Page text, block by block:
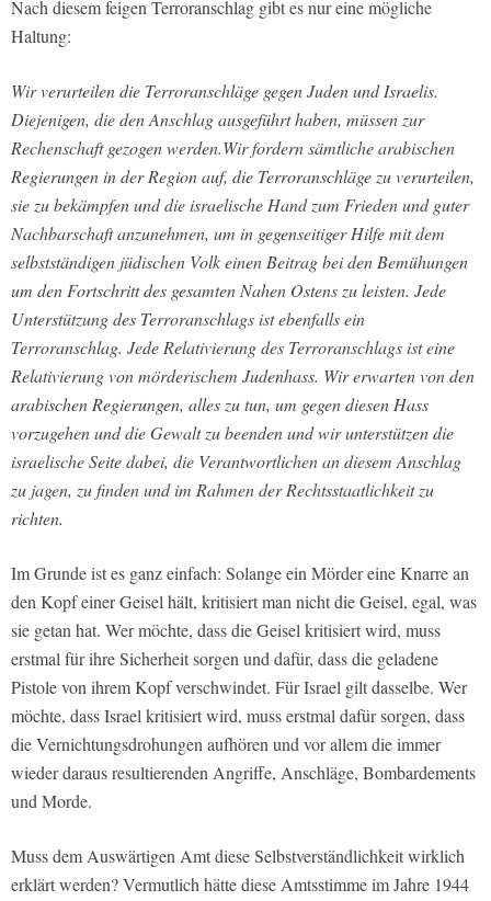
Nach diesem feigen Terroranschlag gibt es nur eine mögliche
Haltung:
Wir verurteilen die Terroranschläge gegen Juden und Israelis.
Diejenigen, die den Anschlag ausgeführt haben, müssen zur
Rechenschaft gezogen werden.Wir fordern sämtliche arabischen
Regierungen in der Region auf, die Terroranschläge zu verurteilen,
sie zu bekämpfen und die israelische Hand zum Frieden und guter
Nachbarschaft anzunehmen, um in gegenseitiger Hilfe mit dem
selbstständigen jüdischen Volk einen Beitrag bei den Bemühungen
um den Fortschritt des gesamten Nahen Ostens zu leisten. Jede
Unterstützung des Terroranschlags ist ebenfalls ein
Terroranschlag. Jede Relativierung des Terroranschlags ist eine
Relativierung von mörderischem Judenhass. Wir erwarten von den
arabischen Regierungen, alles zu tun, um gegen diesen Hass
vorzugehen und die Gewalt zu beenden und wir unterstützen die
israelische Seite dabei, die Verantwortlichen an diesem Anschlag
zu jagen, zu finden und im Rahmen der Rechtsstaatlichkeit zu
richten.
Im Grunde ist es ganz einfach: Solange ein Mörder eine Knarre an
den Kopf einer Geisel hält, kritisiert man nicht die Geisel, egal, was
sie getan hat. Wer möchte, dass die Geisel kritisiert wird, muss
erstmal für ihre Sicherheit sorgen und dafür, dass die geladene
Pistole von ihrem Kopf verschwindet. Für Israel gilt dasselbe. Wer
möchte, dass Israel kritisiert wird, muss erstmal dafür sorgen, dass
die Vernichtungsdrohungen aufhören und vor allem die immer
wieder daraus resultierenden Angriffe, Anschläge, Bombardements
und Morde.
Muss dem Auswärtigen Amt diese Selbstverständlichkeit wirklich
erklärt werden? Vermutlich hätte diese Amtsstimme im Jahre 1944